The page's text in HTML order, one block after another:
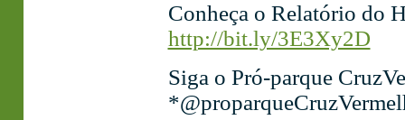
Conheça o Relatório do
http://bit.ly/3E3Xy2D
Siga o Pró-parque